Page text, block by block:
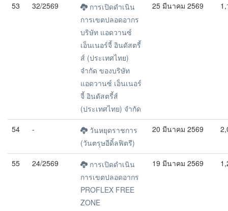
53 32/2569
การเปิดดำเนิน
การเขตปลอดอากร
บริษัท แอดวานซ์
เอ็นเนอร์จี้ อินดัสตรี้
ส์ (ประเทศไทย)
จำกัด ของบริษัท
แอดวานซ์ เอ็นเนอร์
จี้ อินดัสตรี้ส์
(ประเทศไทย) จำกัด
25 มีนาคม 2569
54 -
วันหยุดราชการ
(วันตรุษอีดิ้ลฟิตรี)
20 มีนาคม 2569
55 24/2569
การเปิดดำเนิน
การเขตปลอดอากร
PROFLEX FREE
ZONE
19 มีนาคม 2569